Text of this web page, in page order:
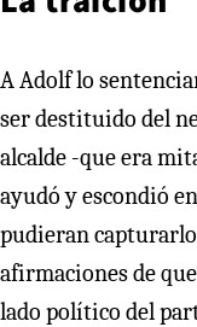
A Adolf lo
ser destituido del
alcalde -que era
ayudó y escondió
pudieran
afirmaciones de
lado político del